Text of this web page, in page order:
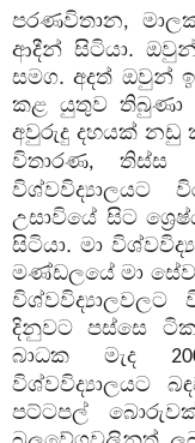
පරණවිතාන,
ආදීන් සිටියා.
සමග. අදත් ඔවුන්
කළ යුතුව තිබුණා
අවුරුදු දහයක් නඩු
විතාරණ,තිස්ස
උසාවියේ සිට
සිටියා. මා
මණ්ඩලයේ මා
දිනුවට පස්සෙ
බාධක මැද
විශ්වවිද්‍යාලයට
පට්ටපල්